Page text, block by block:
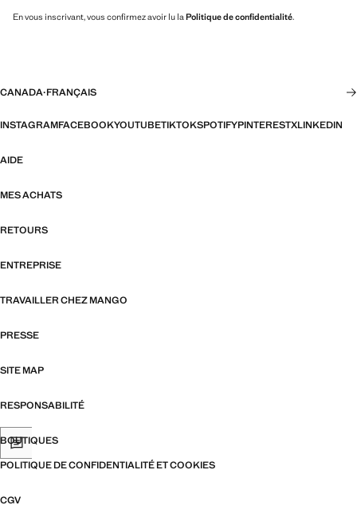
En vous inscrivant, vous confirmez avoir lu la Politique de confidentialité.
CANADA·FRANÇAIS
INSTAGRAMFACEBOOKYOUTUBETIKTOKSPOTIFYPINTERESTXLINKEDIN
AIDE
MES ACHATS
RETOURS
ENTREPRISE
TRAVAILLER CHEZ MANGO
PRESSE
SITE MAP
RESPONSABILITÉ
BOUTIQUES
POLITIQUE DE CONFIDENTIALITÉ ET COOKIES
CGV